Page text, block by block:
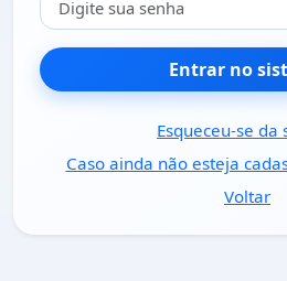
Entrar no
Esqueceu-se da
Caso ainda não esteja
Voltar